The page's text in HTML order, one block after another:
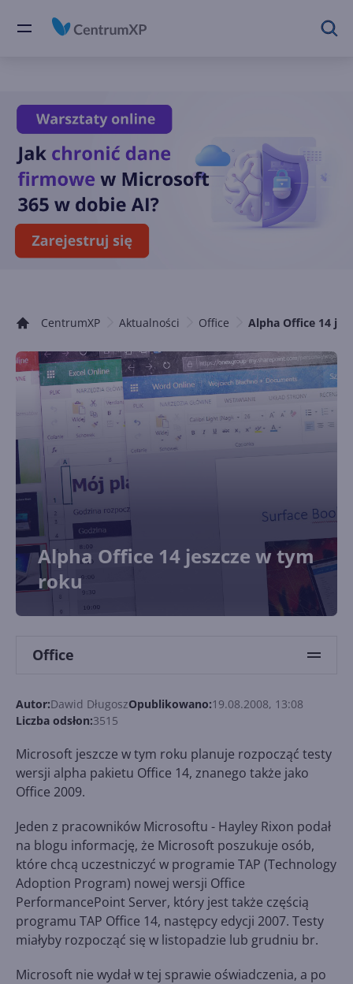
CentrumXP Aktualności Office Alpha Office 14
Alpha Office 14 jeszcze w tym
roku
Office
Autor:Dawid DługoszOpublikowano:19.08.2008, 13:08
Liczba odsłon:3515
Microsoft jeszcze w tym roku planuje rozpocząć testy
wersji alpha pakietu Office 14, znanego także jako
Office 2009.
Jeden z pracowników Microsoftu - Hayley Rixon podał
na blogu informację, że Microsoft poszukuje osób,
które chcą uczestniczyć w programie TAP (Technology
Adoption Program) nowej wersji Office
PerformancePoint Server, który jest także częścią
programu TAP Office 14, następcy edycji 2007. Testy
miałyby rozpocząć się w listopadzie lub grudniu br.
Microsoft nie wydał w tej sprawie oświadczenia, a po